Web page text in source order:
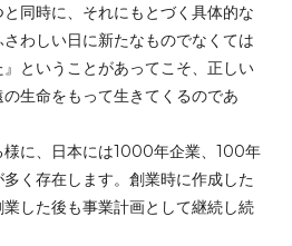
同時に、それにもとづく具体的な
わしい日に新たなものでなくては
ということがあってこそ、正しい
生命をもって生きてくるのであ
に、 日本には1000年企業、100年
く存在します。創業時に作成した
した後も事業計画として継続し続